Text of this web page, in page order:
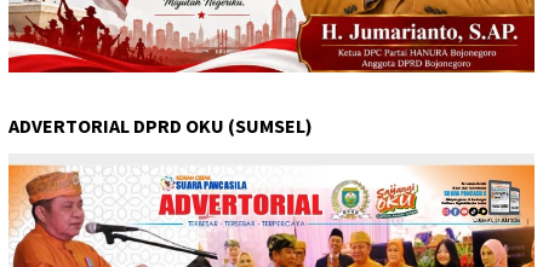
ADVERTORIAL DPRD OKU (SUMSEL)